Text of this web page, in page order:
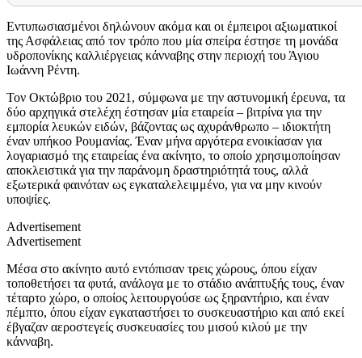
Εντυπωσιασμένοι δηλώνουν ακόμα και οι έμπειροι αξιωματικοί
της Ασφάλειας από τον τρόπο που μία σπείρα έστησε τη μονάδα
υδροπονίκης καλλιέργειας κάνναβης στην περιοχή του Άγιου
Ιωάννη Ρέντη.
Τον Οκτώβριο του 2021, σύμφωνα με την αστυνομική έρευνα, τα
δύο αρχηγικά στελέχη έστησαν μία εταιρεία – βιτρίνα για την
εμπορία λευκών ειδών, βάζοντας ως αχυράνθρωπο – ιδιοκτήτη
έναν υπήκοο Ρουμανίας. Έναν μήνα αργότερα ενοικίασαν για
λογαριασμό της εταιρείας ένα ακίνητο, το οποίο χρησιμοποίησαν
αποκλειστικά για την παράνομη δραστηριότητά τους, αλλά
εξωτερικά φαινόταν ως εγκαταλελειμμένο, για να μην κινούν
υποψίες.
Advertisement
Advertisement
Μέσα στο ακίνητο αυτό εντόπισαν τρεις χώρους, όπου είχαν
τοποθετήσει τα φυτά, ανάλογα με το στάδιο ανάπτυξής τους, έναν
τέταρτο χώρο, ο οποίος λειτουργούσε ως ξηραντήριο, και έναν
πέμπτο, όπου είχαν εγκαταστήσει το συσκευαστήριο και από εκεί
έβγαζαν αεροστεγείς συσκευασίες του μισού κιλού με την
κάνναβη.